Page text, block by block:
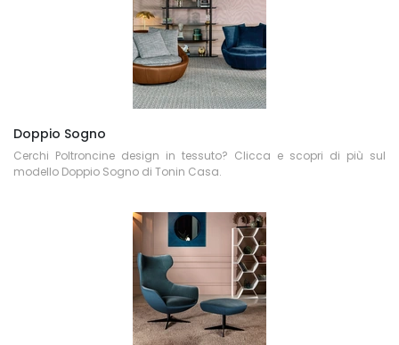
Doppio Sogno
Cerchi Poltroncine design in tessuto? Clicca e scopri di più sul
modello Doppio Sogno di Tonin Casa.